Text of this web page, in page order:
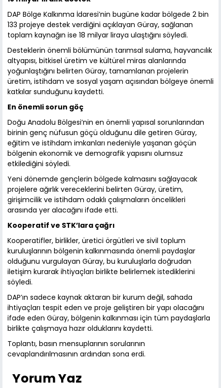
DAP Bölge Kalkınma İdaresi’nin bugüne kadar bölgede 2 bin
133 projeye destek verdiğini açıklayan Güray, sağlanan
toplam kaynağın ise 18 milyar liraya ulaştığını söyledi.
Desteklerin önemli bölümünün tarımsal sulama, hayvancılık
altyapısı, bitkisel üretim ve kültürel miras alanlarında
yoğunlaştığını belirten Güray, tamamlanan projelerin
üretim, istihdam ve sosyal yaşam açısından bölgeye önemli
katkılar sunduğunu kaydetti.
En önemli sorun göç
Doğu Anadolu Bölgesi’nin en önemli yapısal sorunlarından
birinin genç nüfusun göçü olduğunu dile getiren Güray,
eğitim ve istihdam imkanları nedeniyle yaşanan göçün
bölgenin ekonomik ve demografik yapısını olumsuz
etkilediğini söyledi.
Yeni dönemde gençlerin bölgede kalmasını sağlayacak
projelere ağırlık vereceklerini belirten Güray, üretim,
girişimcilik ve istihdam odaklı çalışmaların öncelikleri
arasında yer alacağını ifade etti.
Kooperatif ve STK’lara çağrı
Kooperatifler, birlikler, üretici örgütleri ve sivil toplum
kuruluşlarının bölgenin kalkınmasında önemli paydaşlar
olduğunu vurgulayan Güray, bu kuruluşlarla doğrudan
iletişim kurarak ihtiyaçları birlikte belirlemek istediklerini
söyledi.
DAP’ın sadece kaynak aktaran bir kurum değil, sahada
ihtiyaçları tespit eden ve proje geliştiren bir yapı olacağını
ifade eden Güray, bölgenin kalkınması için tüm paydaşlarla
birlikte çalışmaya hazır olduklarını kaydetti.
Toplantı, basın mensuplarının sorularının
cevaplandırılmasının ardından sona erdi.
Yorum Yaz